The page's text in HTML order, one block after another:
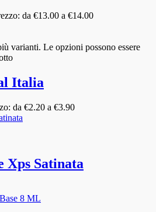
da €13.00 a €14.00
varianti. Le opzioni possono essere
Italia
da €2.20 a €3.90
Xps Satinata